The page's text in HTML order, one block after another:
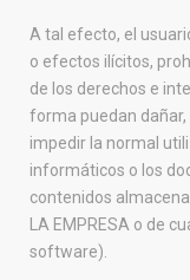
A tal efecto, el
o efectos ilícitos,
de los derechos e
forma puedan
impedir la normal
informáticos o los
contenidos
LA EMPRESA o de
software).